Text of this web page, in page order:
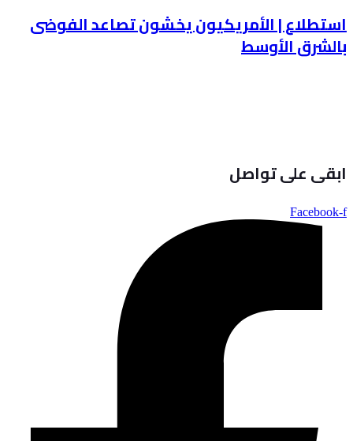
استطلاع | الأمريكيون يخشون تصاعد الفوضى
بالشرق الأوسط
ابقى على تواصل
Facebook-f